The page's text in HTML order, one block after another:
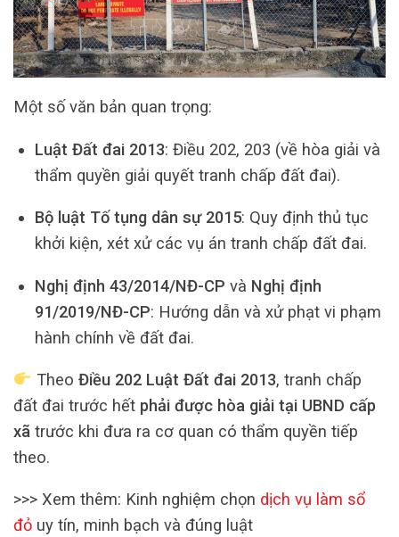
Một số văn bản quan trọng:
Luật Đất đai 2013: Điều 202, 203 (về hòa giải và
thẩm quyền giải quyết tranh chấp đất đai).
Bộ luật Tố tụng dân sự 2015: Quy định thủ tục
khởi kiện, xét xử các vụ án tranh chấp đất đai.
Nghị định 43/2014/NĐ-CP và Nghị định
91/2019/NĐ-CP: Hướng dẫn và xử phạt vi phạm
hành chính về đất đai.
Theo Điều 202 Luật Đất đai 2013, tranh chấp
đất đai trước hết phải được hòa giải tại UBND cấp
xã trước khi đưa ra cơ quan có thẩm quyền tiếp
theo.
>>> Xem thêm: Kinh nghiệm chọn dịch vụ làm sổ
đỏ uy tín, minh bạch và đúng luật